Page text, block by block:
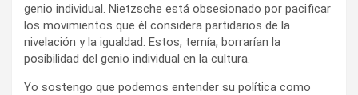
genio individual. Nietzsche está obsesionado por pacificar
los movimientos que él considera partidarios de la
nivelación y la igualdad. Estos, temía, borrarían la
posibilidad del genio individual en la cultura.
Yo sostengo que podemos entender su política como